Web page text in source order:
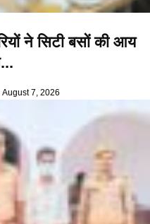
ने सिटी बसों की आय
August 7, 2026